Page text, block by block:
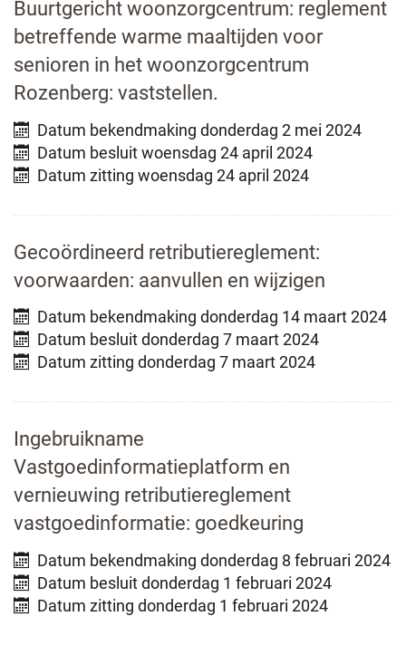
Buurtgericht woonzorgcentrum: reglement
betreffende warme maaltijden voor
senioren in het woonzorgcentrum
Rozenberg: vaststellen.
Datum bekendmaking donderdag 2 mei 2024
Datum besluitwoensdag 24 april 2024
Datum zitting woensdag 24 april 2024
Gecoördineerd retributiereglement:
voorwaarden: aanvullen en wijzigen
Datum bekendmaking donderdag 14 maart 2024
Datum besluitdonderdag 7 maart 2024
Datum zitting donderdag 7 maart 2024
Ingebruikname
Vastgoedinformatieplatform en
vernieuwing retributiereglement
vastgoedinformatie: goedkeuring
Datum bekendmaking donderdag 8 februari 2024
Datum besluitdonderdag 1 februari 2024
Datum zitting donderdag 1 februari 2024